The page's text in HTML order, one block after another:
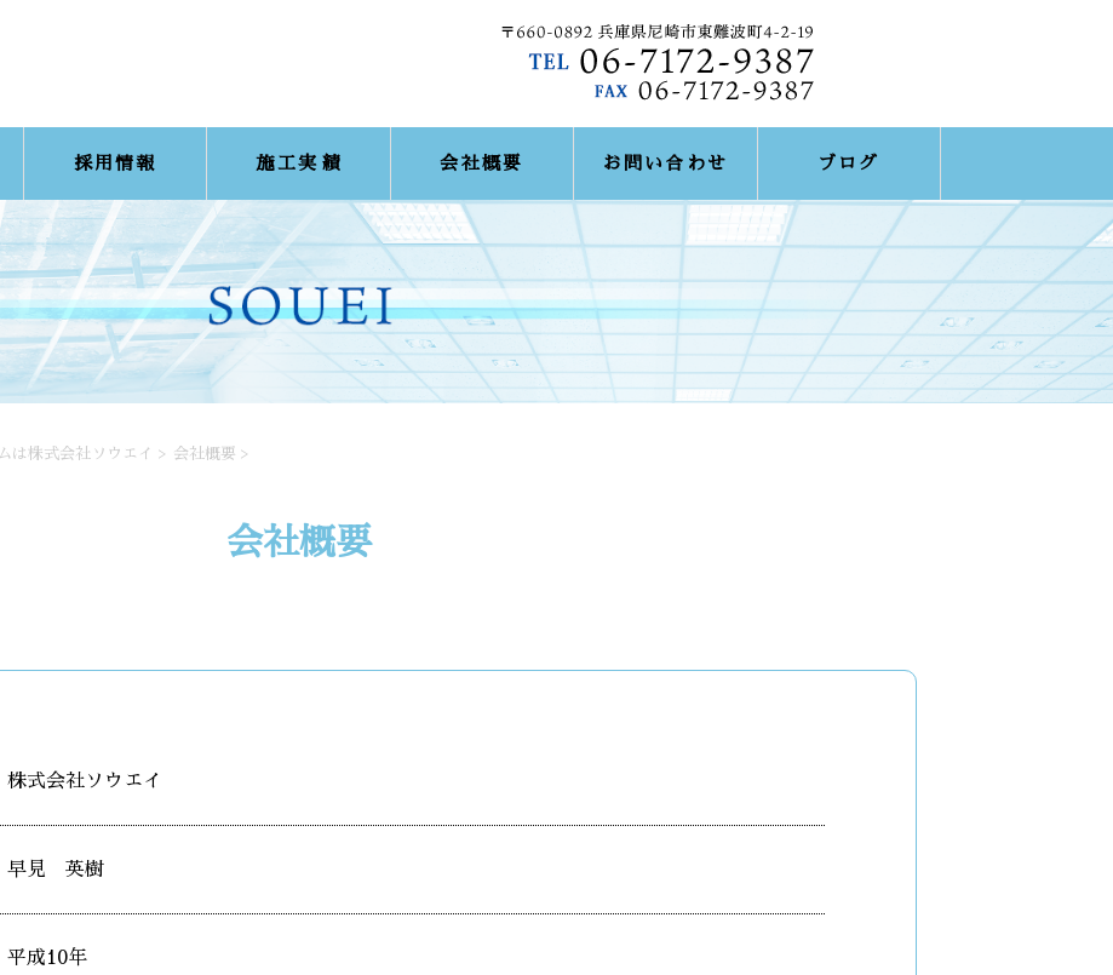
採用情報 施工実績 会社概要 お問い合わせ ブログ
は株式会社ソウエイ > 会社概要 >
会社概要
株式会社ソウエイ
早見 英樹
平成10年